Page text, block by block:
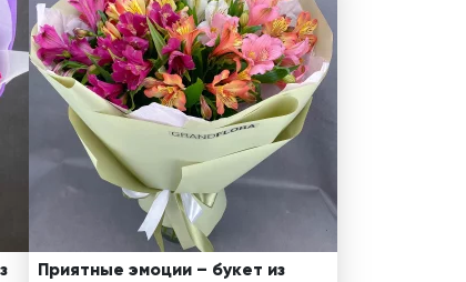
Приятные эмоции – букет из